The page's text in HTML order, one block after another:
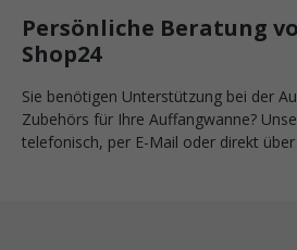
Persönliche Beratung
Shop24
Sie benötigen Unterstützung bei der
Zubehörs für Ihre Auffangwanne?
telefonisch, per E-Mail oder direkt